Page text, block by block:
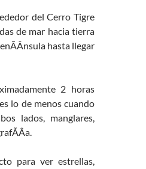
del Cerro Tigre
de mar hacia tierra
hasta llegar
2 horas
lo de menos cuando
lados, manglares,
para ver estrellas,